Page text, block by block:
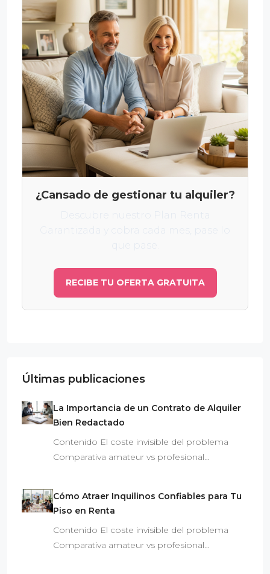
¿Cansado de gestionar tu alquiler?
RECIBE TU OFERTA GRATUITA
Últimas publicaciones
La Importancia de un Contrato de Alquiler
Bien Redactado
Contenido El coste invisible del problema
Comparativa amateur vs profesional…
Cómo Atraer Inquilinos Confiables para Tu
Piso en Renta
Contenido El coste invisible del problema
Comparativa amateur vs profesional…